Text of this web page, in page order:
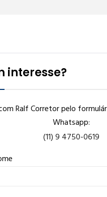
interesse?
Ralf Corretor pelo
Whatsapp:
(11) 9 4750-0619